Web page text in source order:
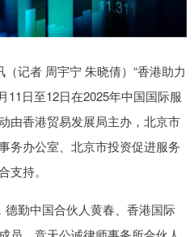
记者 周宇宁 朱晓倩）“香港助力
11日至12日在2025年中国国际服
由香港贸易发展局主办，北京市
务办公室、北京市投资促进服务
支持。
勤中国合伙人黄春、香港国际